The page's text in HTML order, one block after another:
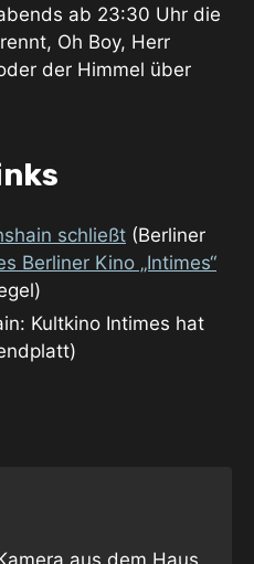
ab 23:30 Uhr die
Oh Boy, Herr
der Himmel über
schließt (Berliner
Berliner Kino „Intimes“
Kultkino Intimes hat